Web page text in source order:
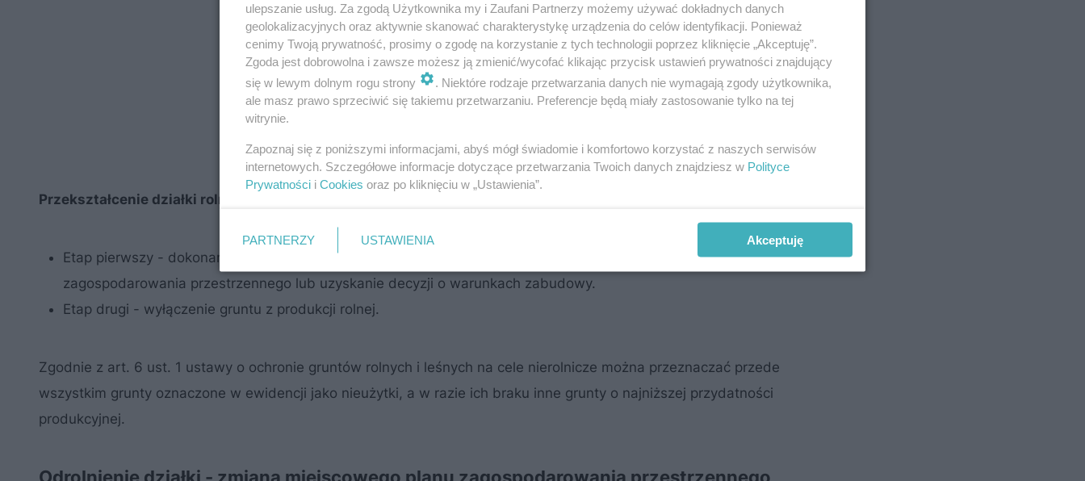
Przekształcenie działki rolnej w działkę budowlaną
Etap pierwszy - dokonanie zmiany przeznaczenia gruntu poprzez zmianę miejscowego planu
zagospodarowania przestrzennego lub uzyskanie decyzji o warunkach zabudowy.
Etap drugi - wyłączenie gruntu z produkcji rolnej.
Zgodnie z art. 6 ust. 1 ustawy o ochronie gruntów rolnych i leśnych na cele nierolnicze można przeznaczać przede
wszystkim grunty oznaczone w ewidencji jako nieużytki, a w razie ich braku inne grunty o najniższej przydatności
produkcyjnej.
ulepszanie usług. Za zgodą Użytkownika my i Zaufani Partnerzy możemy używać dokładnych danych
geolokalizacyjnych oraz aktywnie skanować charakterystykę urządzenia do celów identyfikacji. Ponieważ
cenimy Twoją prywatność, prosimy o zgodę na korzystanie z tych technologii poprzez kliknięcie „Akceptuję”.
Zgoda jest dobrowolna i zawsze możesz ją zmienić/wycofać klikając przycisk ustawień prywatności znajdujący
się w lewym dolnym rogu strony
. Niektóre rodzaje przetwarzania danych nie wymagają zgody użytkownika,
ale masz prawo sprzeciwić się takiemu przetwarzaniu. Preferencje będą miały zastosowanie tylko na tej
witrynie.
Zapoznaj się z poniższymi informacjami, abyś mógł świadomie i komfortowo korzystać z naszych serwisów
internetowych. Szczegółowe informacje dotyczące przetwarzania Twoich danych znajdziesz w Polityce
Prywatności i Cookies oraz po kliknięciu w „Ustawienia”.
PARTNERZY USTAWIENIA Akceptuję